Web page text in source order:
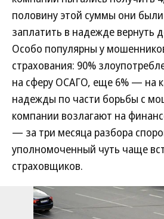
половину этой суммы они
заплатить в надежде вернуть
Особо популярны у
страхования: 90%
на сферу ОСАГО, еще 6% — на
надежды по части борьбы с
компании возлагают на
— за три месяца разбора
уполномоченный чуть чаще
страховщиков.